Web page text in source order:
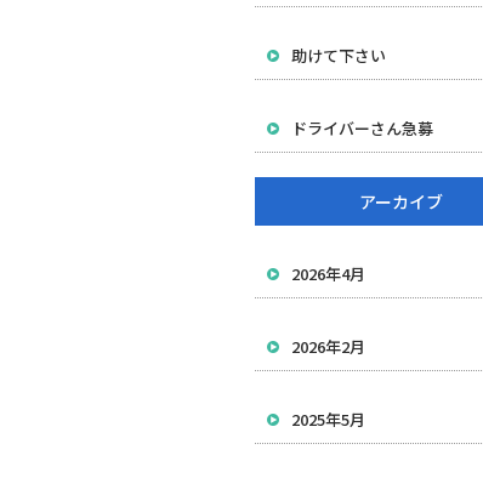
助けて下さい
ドライバーさん急募
アーカイブ
2026年4月
2026年2月
2025年5月